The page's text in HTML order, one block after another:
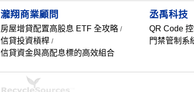
瀧翔商業顧問
房屋增貸配置高股息 ETF 全攻略/
信貸投資槓桿/
信貸資金與高配息標的高效組合
丞禹科技
QR Code
門禁管制系